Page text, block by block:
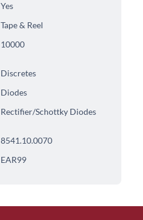
Yes
Tape & Reel
10000
Discretes
Diodes
Rectifier/Schottky Diodes
8541.10.0070
EAR99